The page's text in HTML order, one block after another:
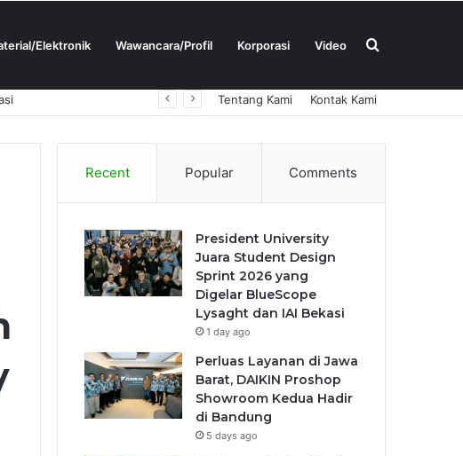
Elektronik Wawancara/Profil Korporasi Video Search
Tentang Kami Kontak Kami
Recent Popular Comments
President University
Juara Student Design
Sprint 2026 yang
Digelar BlueScope
Lysaght dan IAI Bekasi
1 day ago
Perluas Layanan di Jawa
Barat, DAIKIN Proshop
Showroom Kedua Hadir
di Bandung
5 days ago